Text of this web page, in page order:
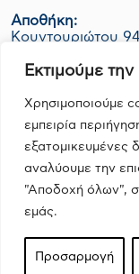
Εκτιμούμε την
Χρησιμοποιούμε
εμπειρία
εξατομικευμένες
αναλύουμε την
"Αποδοχή όλων",
εμάς.
Προσαρμογή
Αποθήκη:
Κουντουριώτου
Εργοστάσιο-
ΒΙΟ.ΠΑ Κερατέας
FOLLOW US